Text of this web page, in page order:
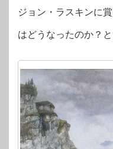
ジョン・ラスキンに
はどうなったのか？